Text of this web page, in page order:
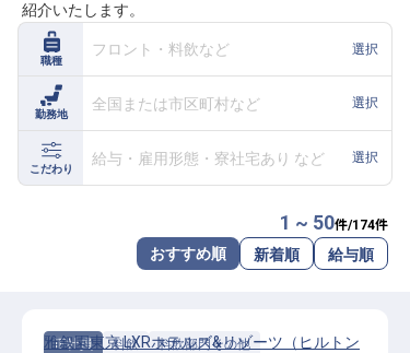
おもてなしHRについて
ご利用の流れ
よくある質問
ホテル・宿泊業界情報コラム
転職サポートに申し込む
紹介いたします。
職種
フロント・料飲など 選択
勤務地
全国または市区町村など 選択
こだわり
給与・雇用形態・寮社宅あり など 選択
1 ~ 50件/174件
おすすめ順 新着順 給与順
正社員 料飲 料飲部門その他
雅叙園東京 LXRホテルズ&リゾーツ（ヒルトン